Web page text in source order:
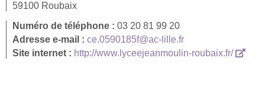
59100 Roubaix
Numéro de téléphone : 03 20 81 99 20
Adresse e-mail : ce.0590185f@ac-lille.fr
Site internet : http://www.lyceejeanmoulin-roubaix.fr/